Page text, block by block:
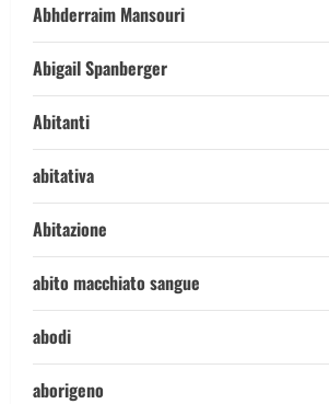
Abhderraim Mansouri
Abigail Spanberger
Abitanti
abitativa
Abitazione
abito macchiato sangue
abodi
aborigeno